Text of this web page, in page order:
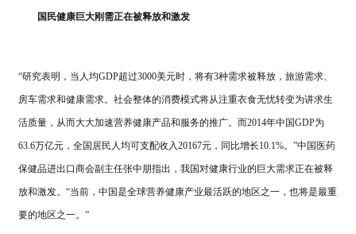
国民健康巨大刚需正在被释放和激发
“研究表明，当人均GDP超过3000美元时，将有3种需求被释放，旅游需求、
房车需求和健康需求。社会整体的消费模式将从注重衣食无忧转变为讲求生
活质量，从而大大加速营养健康产品和服务的推广。而2014年中国GDP为
63.6万亿元，全国居民人均可支配收入20167元，同比增长10.1%。”中国医药
保健品进出口商会副主任张中朋指出，我国对健康行业的巨大需求正在被释
放和激发。“当前，中国是全球营养健康产业最活跃的地区之一，也将是最重
要的地区之一。”